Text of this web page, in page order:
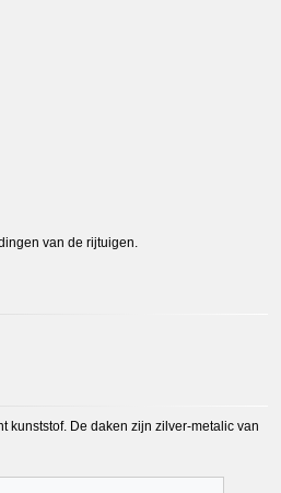
van de rijtuigen.
kunststof. De daken zijn zilver-metalic van